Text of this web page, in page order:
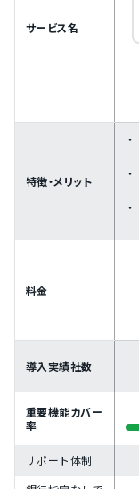
サービス名
特徴・メリット
料金
導入実績社数
重要機能カバー
率
サポート体制